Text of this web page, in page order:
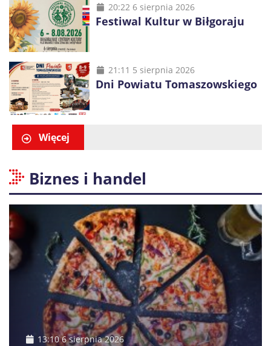
20:22 6 sierpnia 2026
Festiwal Kultur w Biłgoraju
21:11 5 sierpnia 2026
Dni Powiatu Tomaszowskiego
Więcej
Biznes i handel
13:10 6 sierpnia 2026